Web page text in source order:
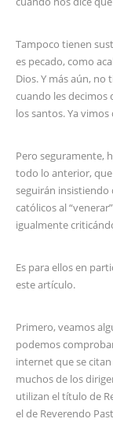
Tampoco tienen
es pecado, como
Dios. Y más aún,
cuando les decimos
los santos. Ya
Pero seguramente,
todo lo anterior, que
seguirán insistiendo
católicos al
igualmente
Es para ellos en
este artículo.
Primero, veamos
podemos
internet que se
muchos de los
utilizan el título de
el de Reverendo